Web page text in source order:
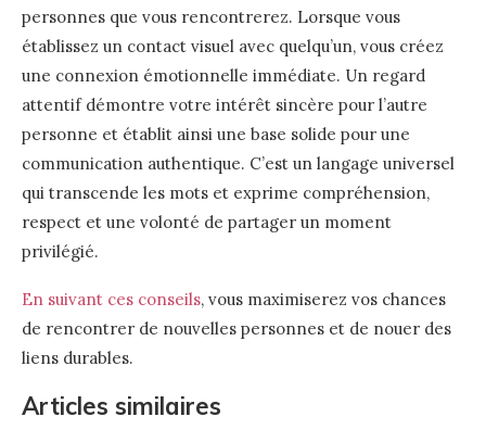
personnes que vous rencontrerez. Lorsque vous
établissez un contact visuel avec quelqu’un, vous créez
une connexion émotionnelle immédiate. Un regard
attentif démontre votre intérêt sincère pour l’autre
personne et établit ainsi une base solide pour une
communication authentique. C’est un langage universel
qui transcende les mots et exprime compréhension,
respect et une volonté de partager un moment
privilégié.
En suivant ces conseils, vous maximiserez vos chances
de rencontrer de nouvelles personnes et de nouer des
liens durables.
Articles similaires